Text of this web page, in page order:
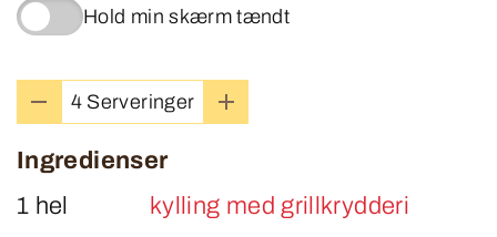
Hold min skærm tændt
4 Serveringer
Ingredienser
1 hel
kylling med grillkrydderi